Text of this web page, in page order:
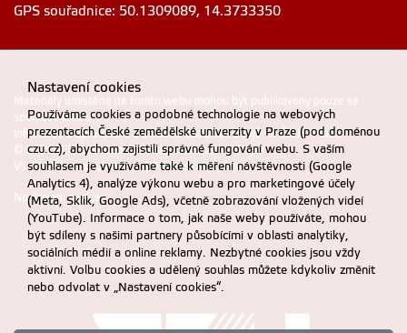
GPS souřadnice: 50.1309089, 14.3733350
Materiály umístěné na tomto webu mohou být publikovány pouze se
souhlasem ČZU.
Informace o zpracování a ochraně osobních údajů na ČZU v Praze.
© 2025 PEF, Česká zemědělská univerzita v Praze
Všechna práva vyhrazena |Prohlášení o přístupnosti
Nastavení cookies
Nastavení cookies
Používáme cookies a podobné technologie na webových
prezentacích České zemědělské univerzity v Praze (pod doménou
czu.cz), abychom zajistili správné fungování webu. S vaším
souhlasem je využíváme také k měření návštěvnosti (Google
Analytics 4), analýze výkonu webu a pro marketingové účely
(Meta, Sklik, Google Ads), včetně zobrazování vložených videí
(YouTube). Informace o tom, jak naše weby používáte, mohou
být sdíleny s našimi partnery působícími v oblasti analytiky,
sociálních médií a online reklamy. Nezbytné cookies jsou vždy
aktivní. Volbu cookies a udělený souhlas můžete kdykoliv změnit
nebo odvolat v „Nastavení cookies“.